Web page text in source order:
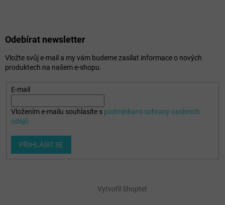
Odebírat newsletter
Vložte svůj e-mail a my vám budeme zasílat informace o nových
produktech na našem e-shopu.
E-mail
Vložením e-mailu souhlasíte s podmínkami ochrany osobních
údajů
PŘIHLÁSIT SE
Vytvořil Shoptet